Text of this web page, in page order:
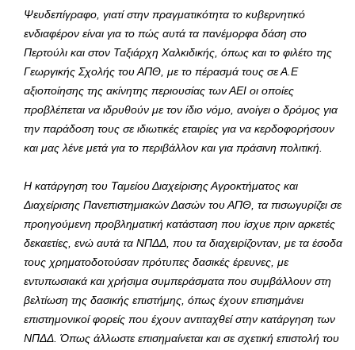
Ψευδεπίγραφο, γιατί στην πραγματικότητα το κυβερνητικό
ενδιαφέρον είναι για το πώς αυτά τα πανέμορφα δάση στο
Περτούλι και στον Ταξιάρχη Χαλκιδικής, όπως και το φιλέτο της
Γεωργικής Σχολής του ΑΠΘ, με το πέρασμά τους σε Α.Ε
αξιοποίησης της ακίνητης περιουσίας των ΑΕΙ οι οποίες
προβλέπεται να ιδρυθούν με τον ίδιο νόμο, ανοίγει ο δρόμος για
την παράδοση τους σε ιδιωτικές εταιρίες για να κερδοφορήσουν
και μας λένε μετά για το περιβάλλον και για πράσινη πολιτική.
Η κατάργηση του Ταμείου Διαχείρισης Αγροκτήματος και
Διαχείρισης Πανεπιστημιακών Δασών του ΑΠΘ, τα πισωγυρίζει σε
προηγούμενη προβληματική κατάσταση που ίσχυε πριν αρκετές
δεκαετίες, ενώ αυτά τα ΝΠΔΔ, που τα διαχειρίζονταν, με τα έσοδα
τους χρηματοδοτούσαν πρότυπες δασικές έρευνες, με
εντυπωσιακά και χρήσιμα συμπεράσματα που συμβάλλουν στη
βελτίωση της δασικής επιστήμης, όπως έχουν επισημάνει
επιστημονικοί φορείς που έχουν αντιταχθεί στην κατάργηση των
ΝΠΔΔ. Όπως άλλωστε επισημαίνεται και σε σχετική επιστολή του